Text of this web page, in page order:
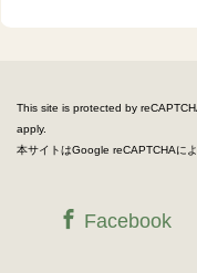
This site is protected by
apply.
本サイトはGoogle reCAPTCHAに
Facebook